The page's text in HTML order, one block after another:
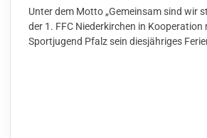
Unter dem Motto „Gemeinsam sind wir
der 1. FFC Niederkirchen in Kooperation
Sportjugend Pfalz sein diesjähriges